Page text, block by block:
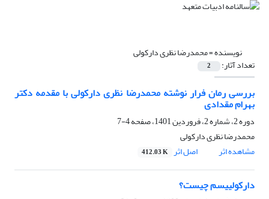
نویسنده =محمدرضا نظری دارکولی
تعداد آثار: 2
بررسی رمان فرار نوشته محمدرضا نظری دارکولی با مقدمه دکتر
بهرام مقدادی
دوره 2، شماره 2، فروردین 1401، صفحه
4-7
محمدرضا نظری دارکولی
مشاهده اثر
اصل اثر 412.03 K
دارکولییسم چیست؟